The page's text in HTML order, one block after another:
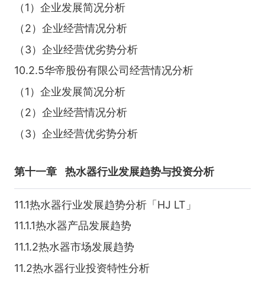
（1）企业发展简况分析
（2）企业经营情况分析
（3）企业经营优劣势分析
10.2.5华帝股份有限公司经营情况分析
（1）企业发展简况分析
（2）企业经营情况分析
（3）企业经营优劣势分析
第十一章 热水器行业发展趋势与投资分析
11.1热水器行业发展趋势分析「HJ LT」
11.1.1热水器产品发展趋势
11.1.2热水器市场发展趋势
11.2热水器行业投资特性分析